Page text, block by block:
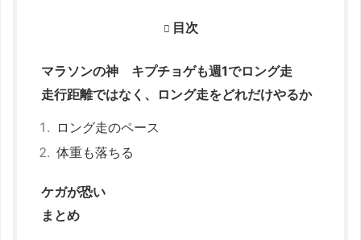
目次
マラソンの神 キプチョゲも週1でロング走
走行距離ではなく、ロング走をどれだけやるか
ロング走のペース
体重も落ちる
ケガが恐い
まとめ